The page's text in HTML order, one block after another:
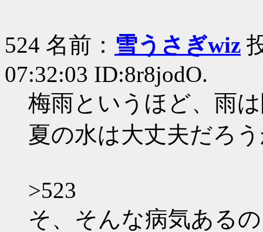
524 名前： 雪うさぎwiz
07:32:03 ID:8r8jodO.
梅雨というほど、雨
夏の水は大丈夫だろ
>523
そ、そんな病気ある